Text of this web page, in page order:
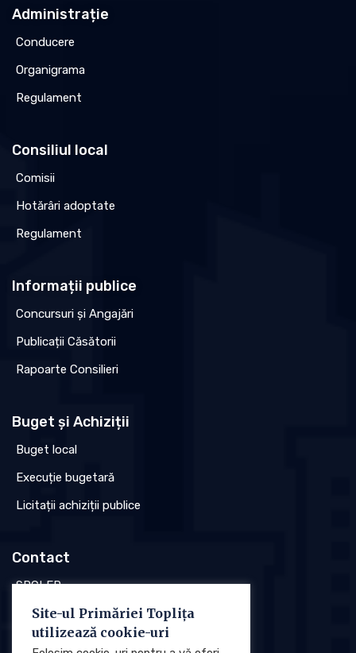
Administrație
Conducere
Organigrama
Regulament
Consiliul local
Comisii
Hotărâri adoptate
Regulament
Informații publice
Concursuri și Angajări
Publicații Căsătorii
Rapoarte Consilieri
Buget și Achiziții
Buget local
Execuție bugetară
Licitații achiziții publice
Contact
SPCLEP
Stare civilă
Poliția locală
Site-ul Primăriei Toplița
utilizează cookie-uri